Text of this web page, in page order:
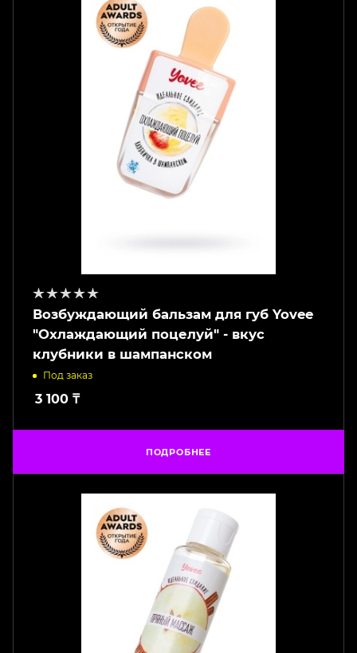
Возбуждающий бальзам для губ Yovee
"Охлаждающий поцелуй" - вкус
клубники в шампанском
Под заказ
3 100 ₸
ПОДРОБНЕЕ